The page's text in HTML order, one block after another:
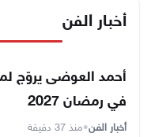
أخبار الفن
أحمد العوضى يروّج
في رمضان 2027
أخبار الفن•منذ 37 دقيقة